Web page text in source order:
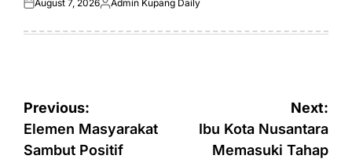
Posted
August 7, 2026Posted
Admin Kupang Daily
Post
navigation
Previous:
Elemen Masyarakat
Sambut Positif
Next:
Ibu Kota Nusantara
Memasuki Tahap